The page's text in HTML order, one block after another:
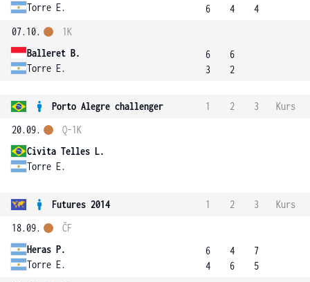
Torre E.
6
4
4
07.10.
Balleret B.
Torre E.
1K
6
3
6
2
Porto Alegre challenger 1 2 3
Kurs
20.09.
Civita Telles L.
Torre E.
Q-1K
Futures 2014 1 2 3
Kurs
18.09.
Heras P.
Torre E.
ČF
6
4
4
6
7
5